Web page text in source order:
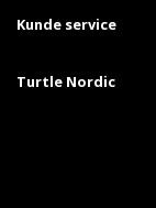
Kunde service
Turtle Nordic